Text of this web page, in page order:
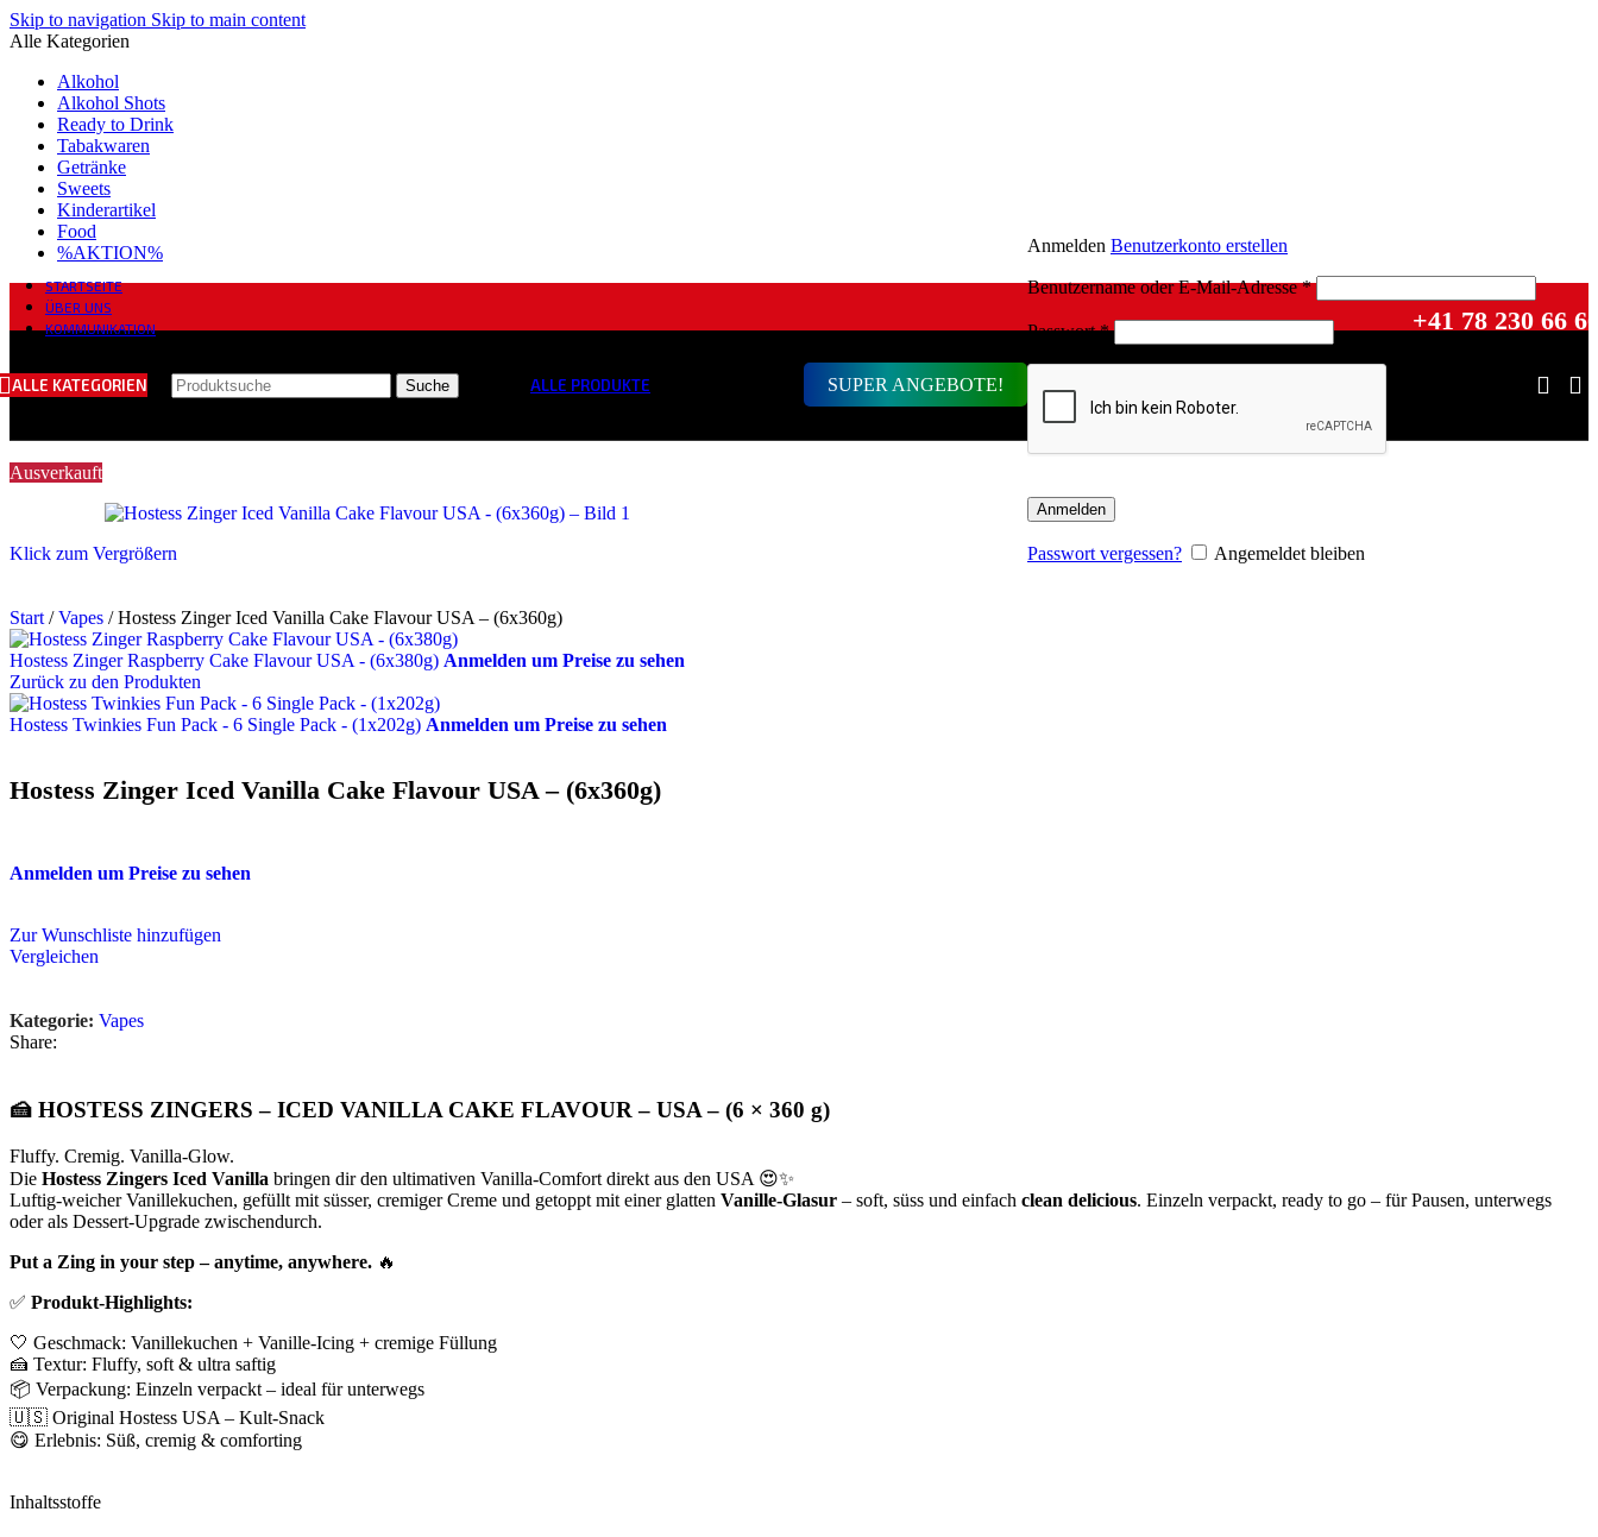
Skip to navigation Skip to main content
Alle Kategorien
Alkohol
Alkohol Shots
Ready to Drink
Tabakwaren
Getränke
Sweets
Kinderartikel
Food
%AKTION%
STARTSEITE
ÜBER UNS
KOMMUNIKATION
+41 78 230 66
ALLE KATEGORIEN Suche ALLE PRODUKTE SUPER ANGEBOTE!
Anmelden Benutzerkonto erstellen
Benutzername oder E-Mail-Adresse*
Passwort*
Anmelden
Passwort vergessen? Angemeldet bleiben
Ausverkauft
Klick zum Vergrößern
Start / Vapes / Hostess Zinger Iced Vanilla Cake Flavour USA – (6x360g)
Hostess Zinger Raspberry Cake Flavour USA - (6x380g) Anmelden um Preise zu sehen
Zurück zu den Produkten
Hostess Twinkies Fun Pack - 6 Single Pack - (1x202g) Anmelden um Preise zu sehen
Hostess Zinger Iced Vanilla Cake Flavour USA – (6x360g)
Anmelden um Preise zu sehen
Zur Wunschliste hinzufügen
Vergleichen
Kategorie: Vapes
Share:
🍰 HOSTESS ZINGERS – ICED VANILLA CAKE FLAVOUR – USA – (6 × 360 g)
Fluffy. Cremig. Vanilla-Glow.
Die Hostess Zingers Iced Vanilla bringen dir den ultimativen Vanilla-Comfort direkt aus den USA 😍✨
Luftig-weicher Vanillekuchen, gefüllt mit süsser, cremiger Creme und getoppt mit einer glatten Vanille-Glasur – soft, süss und einfach clean delicious. Einzeln verpackt, ready to go – für Pausen, unterwegs
oder als Dessert-Upgrade zwischendurch.
Put a Zing in your step – anytime, anywhere. 🔥
✅ Produkt-Highlights:
🤍 Geschmack: Vanillekuchen + Vanille-Icing + cremige Füllung
🍰 Textur: Fluffy, soft & ultra saftig
📦 Verpackung: Einzeln verpackt – ideal für unterwegs
🇺🇸 Original Hostess USA – Kult-Snack
😋 Erlebnis: Süß, cremig & comforting
Inhaltsstoffe